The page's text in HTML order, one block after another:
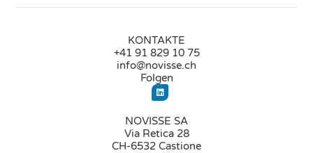
KONTAKTE
+41 91 829 10 75
info@novisse.ch
Folgen
NOVISSE SA
Via Retica 28
CH-6532 Castione